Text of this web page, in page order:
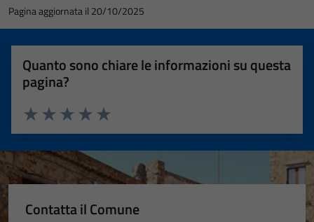
Pagina aggiornata il 20/10/2025
Quanto sono chiare le informazioni su questa
pagina?
Valuta 5 stelle su 5
Valuta 4 stelle su 5
Valuta 3 stelle su 5
Valuta 2 stelle su 5
Valuta 1 stelle su 5
Contatta il Comune